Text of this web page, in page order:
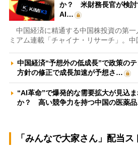
か？ 米財務長官が検討
AI…
中国経済に精通する中国株投資の第一
ミアム連載「チャイナ・リサーチ」。
中国経済“予想外の低成長”で政策の
方針の修正で成長加速が予想さ…
“AI革命”で爆発的な需要拡大が見込
か？ 高い競争力を持つ中国の医薬
「みんなで大家さん」配当